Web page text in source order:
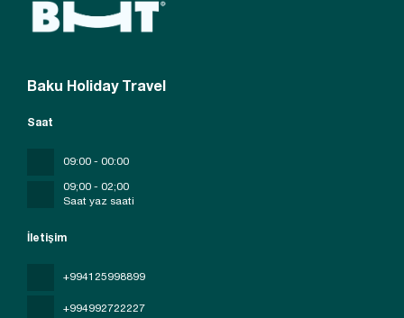
Baku Holiday Travel
İletişim
+994125998899
+994992722227
Saat
09:00 - 00:00
09;00 - 02;00
Saat yaz saati